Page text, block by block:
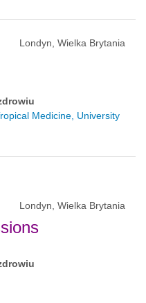
Londyn, Wielka Brytania
Medicine, University
Londyn, Wielka Brytania